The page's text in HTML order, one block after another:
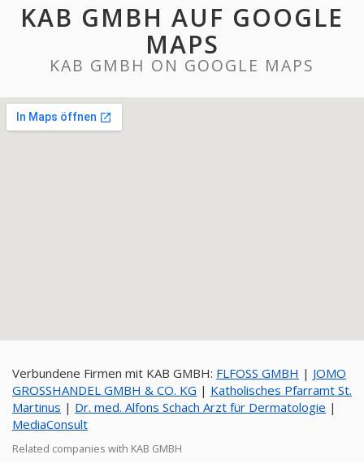
KAB GMBH AUF GOOGLE
MAPS
KAB GMBH ON GOOGLE MAPS
Verbundene Firmen mit KAB GMBH: FLFOSS GMBH | JOMO
GROSSHANDEL GMBH & CO. KG | Katholisches Pfarramt St.
Martinus | Dr. med. Alfons Schach Arzt für Dermatologie |
MediaConsult
Related companies with KAB GMBH